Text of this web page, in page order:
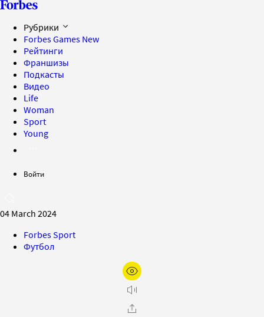
Рубрики
Forbes Games New
Рейтинги
Франшизы
Подкасты
Видео
Life
Woman
Sport
Young
Войти
04 March 2024
Forbes Sport
Футбол